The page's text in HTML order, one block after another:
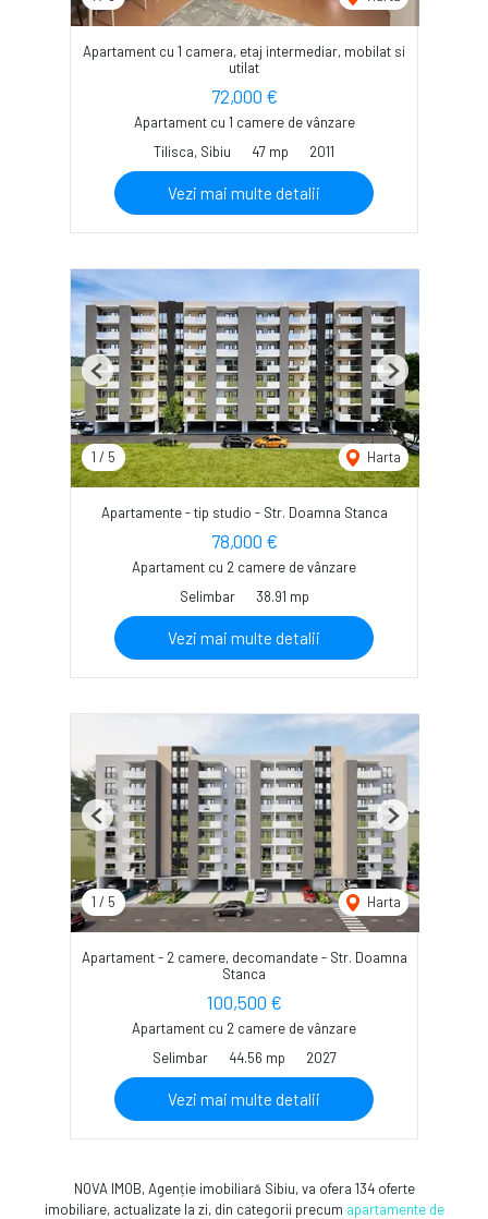
Apartament cu 1 camera, etaj intermediar, mobilat si
utilat
72,000 €
Apartament cu 1 camere de vânzare
Tilisca, Sibiu
47 mp 2011
Vezi mai multe detalii
1 / 5 Harta
Previous Next
Apartamente - tip studio - Str. Doamna Stanca
78,000 €
Apartament cu 2 camere de vânzare
Selimbar
38.91 mp
Vezi mai multe detalii
1 / 5 Harta
Previous Next
Apartament - 2 camere, decomandate - Str. Doamna
Stanca
100,500 €
Apartament cu 2 camere de vânzare
Selimbar
44.56 mp 2027
Vezi mai multe detalii
NOVA IMOB, Agenție imobiliară Sibiu, va ofera 134 oferte
imobiliare, actualizate la zi, din categorii precum apartamente de